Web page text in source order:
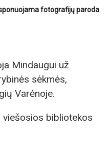
fotografijų paroda
Mindaugui už
sėkmės,
Varėnoje.
viešosios bibliotekos